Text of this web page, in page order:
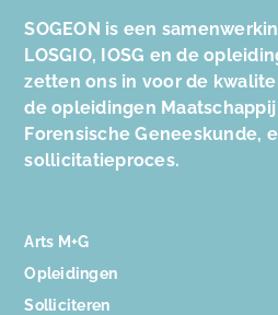
SOGEON is een
LOSGIO, IOSG en de
zetten ons in voor de
de opleidingen Maatschappij
Forensische Geneeskunde,
sollicitatieproces.
Arts M+G
Opleidingen
Solliciteren